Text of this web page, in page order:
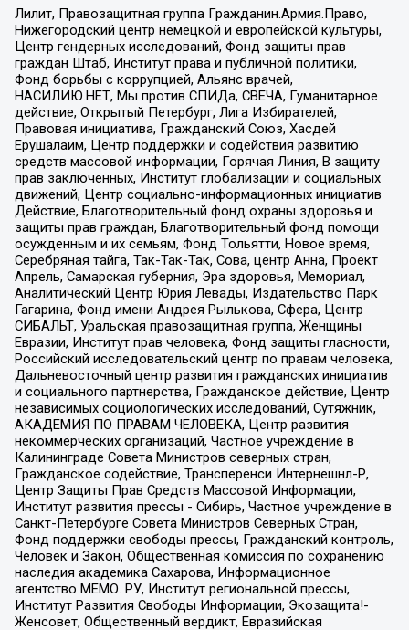
Лилит, Правозащитная группа Гражданин.Армия.Право,
Нижегородский центр немецкой и европейской культуры,
Центр гендерных исследований, Фонд защиты прав
граждан Штаб, Институт права и публичной политики,
Фонд борьбы с коррупцией, Альянс врачей,
НАСИЛИЮ.НЕТ, Мы против СПИДа, СВЕЧА, Гуманитарное
действие, Открытый Петербург, Лига Избирателей,
Правовая инициатива, Гражданский Союз, Хасдей
Ерушалаим, Центр поддержки и содействия развитию
средств массовой информации, Горячая Линия, В защиту
прав заключенных, Институт глобализации и социальных
движений, Центр социально-информационных инициатив
Действие, Благотворительный фонд охраны здоровья и
защиты прав граждан, Благотворительный фонд помощи
осужденным и их семьям, Фонд Тольятти, Новое время,
Серебряная тайга, Так-Так-Так, Сова, центр Анна, Проект
Апрель, Самарская губерния, Эра здоровья, Мемориал,
Аналитический Центр Юрия Левады, Издательство Парк
Гагарина, Фонд имени Андрея Рылькова, Сфера, Центр
СИБАЛЬТ, Уральская правозащитная группа, Женщины
Евразии, Институт прав человека, Фонд защиты гласности,
Российский исследовательский центр по правам человека,
Дальневосточный центр развития гражданских инициатив
и социального партнерства, Гражданское действие, Центр
независимых социологических исследований, Сутяжник,
АКАДЕМИЯ ПО ПРАВАМ ЧЕЛОВЕКА, Центр развития
некоммерческих организаций, Частное учреждение в
Калининграде Совета Министров северных стран,
Гражданское содействие, Трансперенси Интернешнл-Р,
Центр Защиты Прав Средств Массовой Информации,
Институт развития прессы - Сибирь, Частное учреждение в
Санкт-Петербурге Совета Министров Северных Стран,
Фонд поддержки свободы прессы, Гражданский контроль,
Человек и Закон, Общественная комиссия по сохранению
наследия академика Сахарова, Информационное
агентство МЕМО. РУ, Институт региональной прессы,
Институт Развития Свободы Информации, Экозащита!-
Женсовет, Общественный вердикт, Евразийская